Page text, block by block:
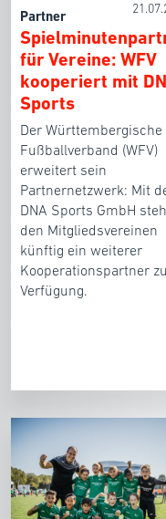
Partner
für Vereine: WFV
kooperiert mit
Sports
Der Württembergische
Fußballverband (WFV)
erweitert sein
Partnernetzwerk: Mit
DNA Sports GmbH
den Mitgliedsvereinen
künftig ein weiterer
Kooperationspartner
Verfügung.